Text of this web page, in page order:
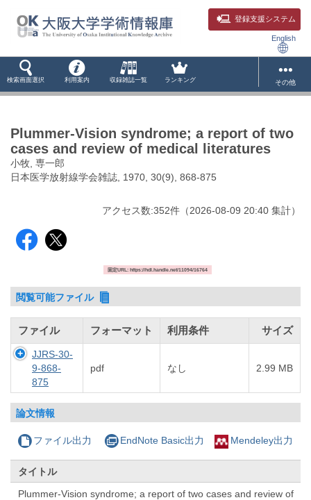
登録支援システム
English
検索画面選択 利用案内 収録雑誌一覧 ランキング その他
Plummer-Vision syndrome; a report of two
cases and review of medical literatures
小牧, 専一郎
日本医学放射線学会雑誌, 1970, 30(9), 868-875
アクセス数:352件 （2026-08-09 20:40 集計）
固定URL: https://hdl.handle.net/11094/16764
閲覧可能ファイル
ファイル フォーマット 利用条件 サイズ
JJRS-30-
9-868-
875
pdf なし 2.99 MB
論文情報
ファイル出力 EndNote Basic出力 Mendeley出力
タイトル
Plummer-Vision syndrome; a report of two cases and review of